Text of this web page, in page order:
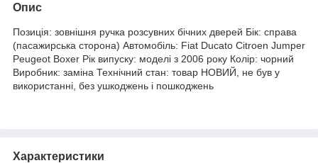
Опис
Позиція: зовнішня ручка розсувних бічних дверей Бік: справа
(пасажирська сторона) Автомобіль: Fiat Ducato Citroen Jumper
Peugeot Boxer Рік випуску: моделі з 2006 року Колір: чорний
Виробник: заміна Технічний стан: товар НОВИЙ, не був у
використанні, без ушкоджень і пошкоджень
Характеристики